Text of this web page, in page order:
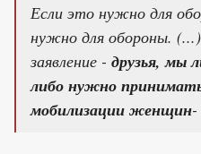
Если это нужно для
нужно для обороны.
заявление - друзья, мы
либо нужно
мобилизации женщин